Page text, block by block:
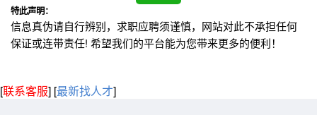
特此声明：
信息真伪请自行辨别，求职应聘须谨慎，网站对此不承担任何
保证或连带责任! 希望我们的平台能为您带来更多的便利！
[联系客服] [最新找人才]